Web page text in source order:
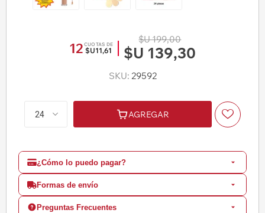
12 CUOTAS DE
$U11,61
$U 199,00
$U 139,30
SKU: 29592
AGREGAR
¿Cómo lo puedo pagar?
Formas de envío
Preguntas Frecuentes